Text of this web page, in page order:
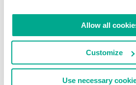
Allow all
Customize
Use necessary
https://www.instagram.com/p/
utm_source=ig_embed